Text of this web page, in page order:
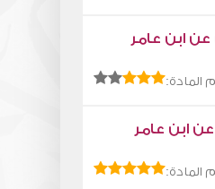
عن ابن عامر
المادة:
عن ابن عامر
المادة: